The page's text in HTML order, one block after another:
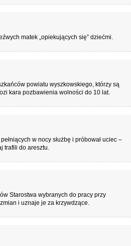
matek „opiekujących się” dziećmi.
powiatu wyszkowskiego, którzy są
kara pozbawienia wolności do 10 lat.
w nocy służbę i próbował uciec –
trafili do aresztu.
Starostwa wybranych do pracy przy
i uznaje je za krzywdzące.